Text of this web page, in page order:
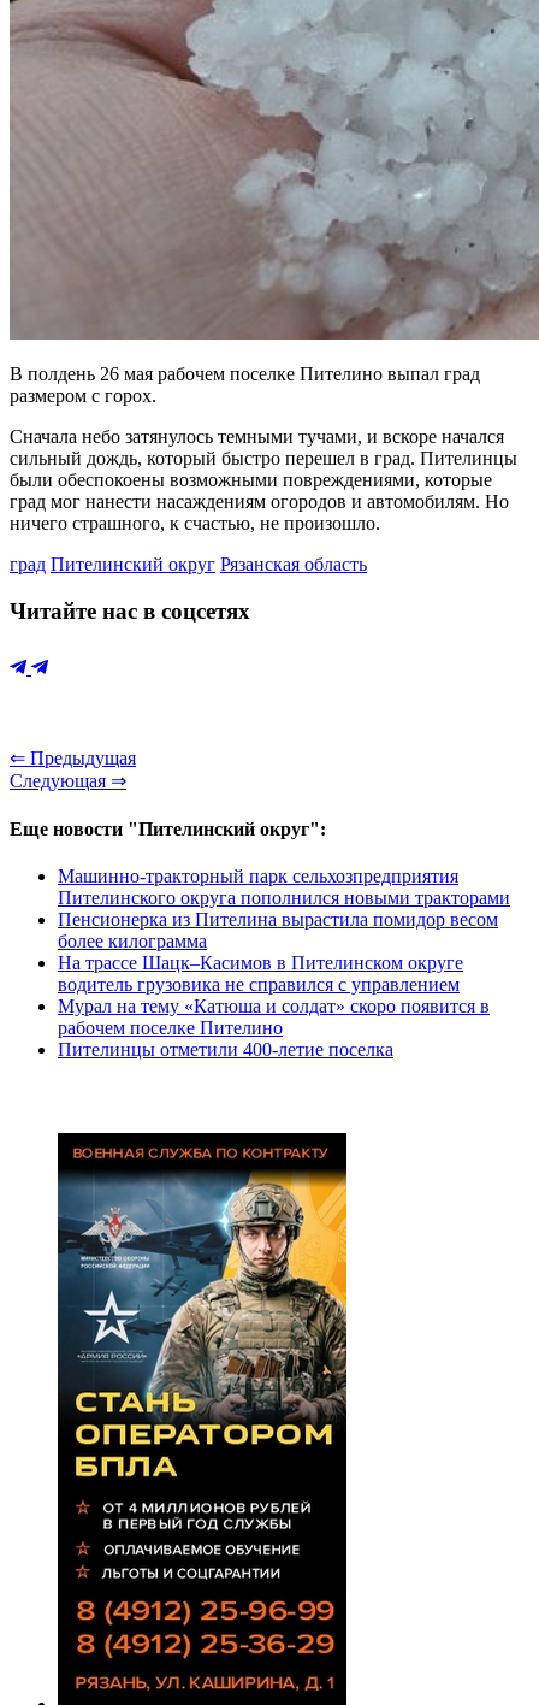
В полдень 26 мая рабочем поселке Пителино выпал град
размером с горох.
Сначала небо затянулось темными тучами, и вскоре начался
сильный дождь, который быстро перешел в град. Пителинцы
были обеспокоены возможными повреждениями, которые
град мог нанести насаждениям огородов и автомобилям. Но
ничего страшного, к счастью, не произошло.
град Пителинский округ Рязанская область
Читайте нас в соцсетях
⇐ Предыдущая
Следующая ⇒
Еще новости "Пителинский округ":
Машинно-тракторный парк сельхозпредприятия
Пителинского округа пополнился новыми тракторами
Пенсионерка из Пителина вырастила помидор весом
более килограмма
На трассе Шацк–Касимов в Пителинском округе
водитель грузовика не справился с управлением
Мурал на тему «Катюша и солдат» скоро появится в
рабочем поселке Пителино
Пителинцы отметили 400-летие поселка